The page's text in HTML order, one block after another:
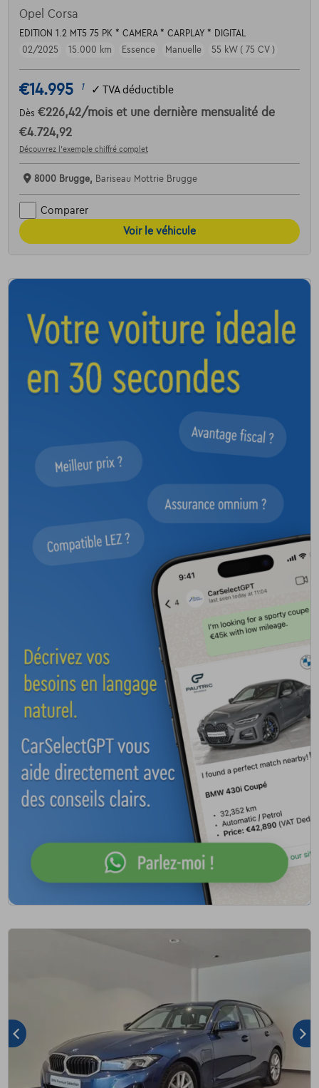
Opel Corsa
EDITION 1.2 MT5 75 PK * CAMERA * CARPLAY * DIGITAL
02/2025
15.000 km Essence Manuelle 55 kW ( 75 CV )
€14.995 1 ✓ TVA déductible
Dès €226,42/mois et une dernière mensualité de
€4.724,92
Découvrez l’exemple chiffré complet
8000 Brugge, Bariseau Mottrie Brugge
Comparer
Voir le véhicule